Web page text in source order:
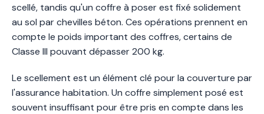
scellé, tandis qu'un coffre à poser est fixé solidement
au sol par chevilles béton. Ces opérations prennent en
compte le poids important des coffres, certains de
Classe III pouvant dépasser 200 kg.
Le scellement est un élément clé pour la couverture par
l'assurance habitation. Un coffre simplement posé est
souvent insuffisant pour être pris en compte dans les